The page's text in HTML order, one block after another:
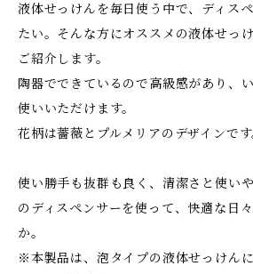
液体せっけんを毎日使う中で、ディス
たい。そんな方にオススメの液体せっ
ご紹介します。
陶器でできているので高級感があり、
使いいただけます。
花柄は薔薇とプルメリアのデザインです
使い勝手も抜群も良く、清潔さと使い
のディスペンサーを使って、快適な日
か。
※本製品は、泡タイプの液体せっけん